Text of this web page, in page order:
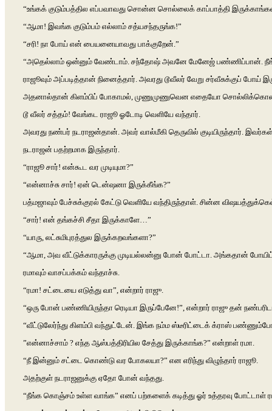
“உங்கக் குடும்பத்தில எப்பவாவது சொன்ன சொல்லைக் காப்பாத்தி
“ஆமா! இவங்க குடும்பம் எல்லாம் சத்யசந்தருங்க!”
“சரி! நா போய் என் பையனையாவது பாக்குறேன்.”
“அதெல்லாம் ஒன்னும் வேண்டாம். சந்தோஷ் அவனே மேனேஜ் பண்ணிப்பான். நீங்க
ராஜூவும் அப்படித்தான் நினைத்தார். அவரது டூவீலர் வேறு சர்வீசுக்குப் போய்
அதனால்தான் கிளம்பிப் போகாமல், முணுமுணுவென எதையோ
டூ வீலர் சத்தம்! வேங்கட ராஜூ ஓடோடி வெளியே வந்தார்.
அவரது நண்பர் நடராஜன்தான். அவர் வால்மீகி தெருவில் குடியிருந்தார்.
நடராஜன் பதற்றமாக இருந்தார்.
“ராஜூ சார்! என்கூட வர முடியுமா?”
“என்னாச்சு சார்! ஏன் டென்ஷனா இருக்கீங்க?”
பத்மஜாவும் பேச்சுக்குரல் கேட்டு வெளியே வந்திருந்தாள். சின்ன
“சார்! என் தங்கச்சி சீதா இருக்காளே…”
“யாரு, லட்சுமிபுரத்துல இருக்கறவங்களா?”
“ஆமா, அவ வீட்டுக்காரருக்கு முடியல்லன்னு போன் போட்டா. அங்கதான்
ரமாவும் வாசப்பக்கம் வந்தாச்சு.
“ரமா! சட்டையை எடுத்து வா”, என்றார் ராஜு.
“ஒரு போன் பண்ணியிருந்தா ரெடியா இருப்பேனே!”, என்றார் ராஜு தன்
“வீட்டுலேர்ந்து கிளம்பி வந்துட்டேன். இங்க நம்ம ஸ்டீரிட்டைக் க்ராஸ்
”என்னாச்சாம் ? எந்த ஆஸ்பத்திரியில சேத்து இருக்காங்க?” என்றாள் ரமா.
“நீ இன்னும் சட்டை கொண்டு வர போகலயா?” என எரிந்து விழுந்தார் ராஜூ.
அதற்குள் நடராஜனுக்கு ஏதோ போன் வந்தது.
“நீங்க கொஞ்சம் உள்ள வாங்க” எனப் பற்களைக் கடித்து ஓர் உத்தரவு போட்டாள்